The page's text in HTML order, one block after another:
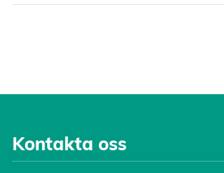
Kontakta oss